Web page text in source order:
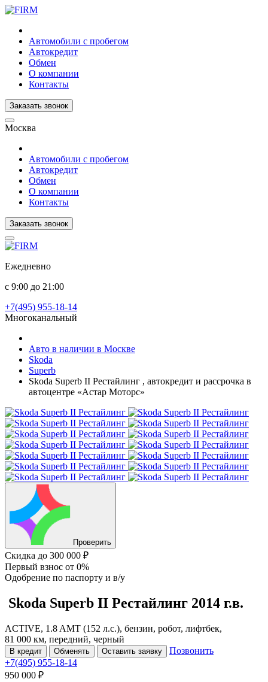
Автомобили с пробегом
Автокредит
Обмен
О компании
Контакты
Заказать звонок
Москва
Автомобили с пробегом
Автокредит
Обмен
О компании
Контакты
Заказать звонок
Ежедневно
с 9:00 до 21:00
+7(495) 955-18-14
Многоканальный
Авто в наличии в Москве
Skoda
Superb
Skoda Superb II Рестайлинг , автокредит и рассрочка в
автоцентре «Астар Моторс»
Проверить
Скидка до 300 000 ₽
Первый взнос от 0%
Одобрение по паспорту и в/у
Skoda Superb II Рестайлинг 2014 г.в.
ACTIVE, 1.8 AMT (152 л.с.), бензин, робот, лифтбек,
81 000 км, передний, черный
В кредит Обменять Оставить заявку
Позвонить
+7(495) 955-18-14
950 000 ₽